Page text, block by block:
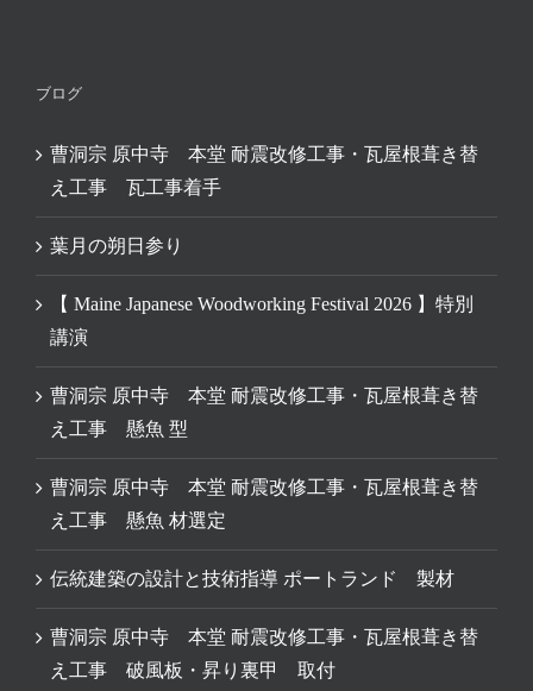
ブログ
曹洞宗 原中寺 本堂 耐震改修工事・瓦屋根葺き替
え工事 瓦工事着手
葉月の朔日参り
【 Maine Japanese Woodworking Festival 2026 】特別
講演
曹洞宗 原中寺 本堂 耐震改修工事・瓦屋根葺き替
え工事 懸魚 型
曹洞宗 原中寺 本堂 耐震改修工事・瓦屋根葺き替
え工事 懸魚 材選定
伝統建築の設計と技術指導 ポートランド 製材
曹洞宗 原中寺 本堂 耐震改修工事・瓦屋根葺き替
え工事 破風板・昇り裏甲 取付